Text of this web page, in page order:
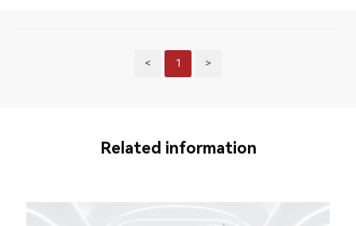
< 1 >
Related information